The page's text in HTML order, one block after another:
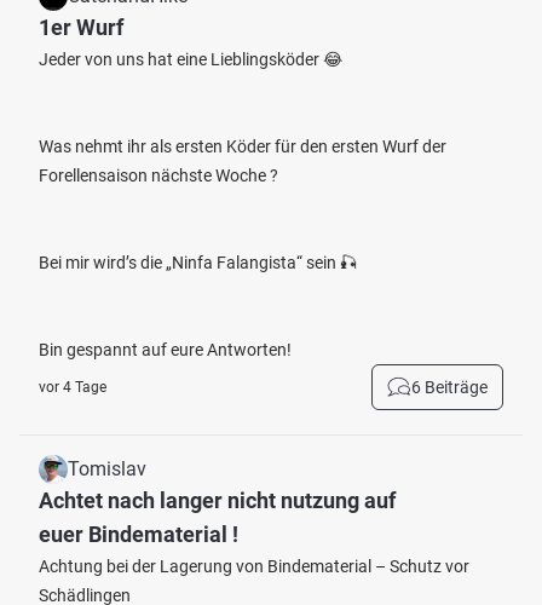
1er Wurf
Jeder von uns hat eine Lieblingsköder 😂
Was nehmt ihr als ersten Köder für den ersten Wurf der
Forellensaison nächste Woche ?
Bei mir wird’s die „Ninfa Falangista“ sein 🎣
Bin gespannt auf eure Antworten!
vor 4 Tage 6 Beiträge
Tomislav
Achtet nach langer nicht nutzung auf
euer Bindematerial !
Achtung bei der Lagerung von Bindematerial – Schutz vor
Schädlingen